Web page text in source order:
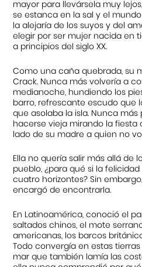
mayor para llevársela muy
se estanca en la sal y el
la alejaría de los suyos y del
elegir por ser mujer nacida en
a principios del siglo XX.
Como una caña quebrada, su
Crack. Nunca más volvería a
medianoche, hundiendo los
barro, refrescante escudo que
que asolaba la isla. Nunca
hacerse vieja mirando la fiesta
lado de su madre a quien no
Ella no quería salir más allá de
pueblo, ¿para qué si la
cuatro horizontes? Sin
encargó de encontrarla.
En Latinoamérica, conoció el
saltados chinos, el mote
americanas, los barcos
Todo convergía en estas
mar que también lamía las